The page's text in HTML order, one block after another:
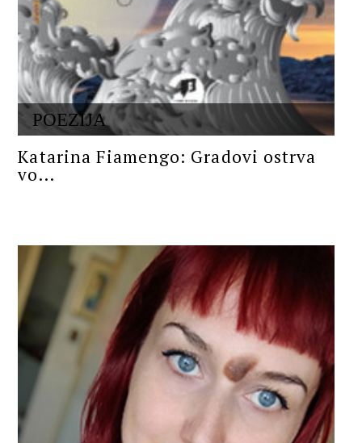
POEZIJA
Katarina Fiamengo: Gradovi ostrva
vo...